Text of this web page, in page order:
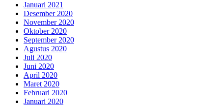
Januari 2021
Desember 2020
November 2020
Oktober 2020
September 2020
Agustus 2020
Juli 2020
Juni 2020
April 2020
Maret 2020
Februari 2020
Januari 2020